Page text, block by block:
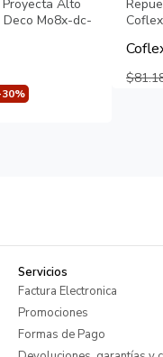
Alto
Deco Mo8x-dc-
Servicios
Factura Electronica
Promociones
Formas de Pago